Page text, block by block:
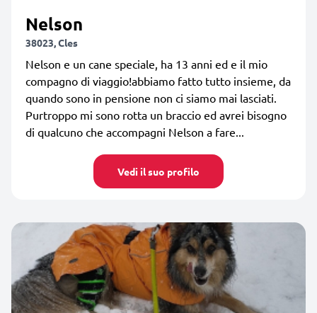
Nelson
38023, Cles
Nelson e un cane speciale, ha 13 anni ed e il mio
compagno di viaggio!abbiamo fatto tutto insieme, da
quando sono in pensione non ci siamo mai lasciati.
Purtroppo mi sono rotta un braccio ed avrei bisogno
di qualcuno che accompagni Nelson a fare...
Vedi il suo profilo